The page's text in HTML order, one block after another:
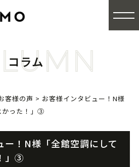
コラム
客様の声 > お客様インタビュー！N様
かった！」③
ー！N様「全館空調にして
」③